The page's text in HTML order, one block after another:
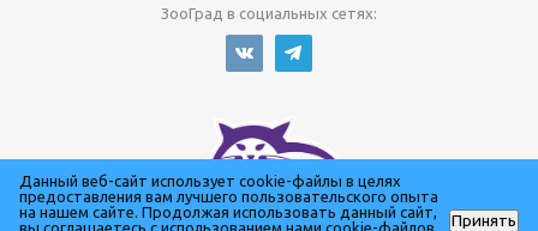
ЗооГрад в социальных сетях:
Данный веб-сайт использует cookie-файлы в целях
предоставления вам лучшего пользовательского опыта
на нашем сайте. Продолжая использовать данный сайт,
вы соглашаетесь с использованием нами cookie-файлов.
Принять